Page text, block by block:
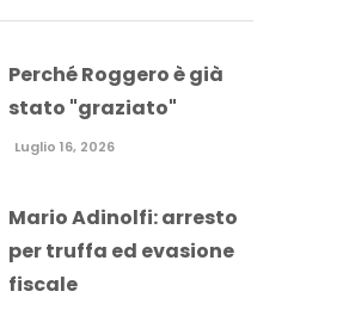
Perché Roggero è già
stato "graziato"
Luglio 16, 2026
Mario Adinolfi: arresto
per truffa ed evasione
fiscale